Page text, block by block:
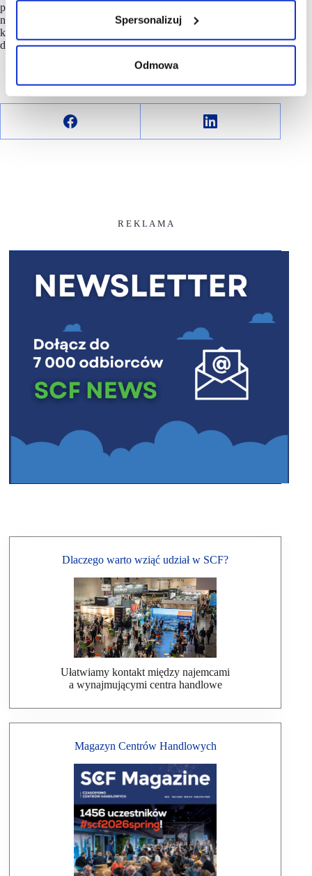
Spersonalizuj
Odmowa
przeciwdziałanie marnowaniu żywności jest rozwiązaniem
numer jeden pomagającym w rozwiązaniu kryzysu
klimatycznego poprzez ograniczenie wzrostu temperatury
do 2˚C do 2100 roku.
R E K L A M A
Dlaczego warto wziąć udział w SCF?
Ułatwiamy kontakt między najemcami
a wynajmującymi centra handlowe
Magazyn Centrów Handlowych